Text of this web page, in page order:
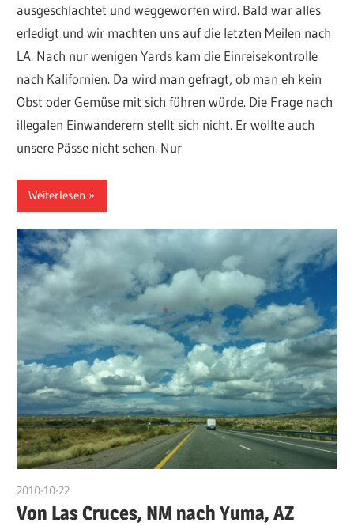
ausgeschlachtet und weggeworfen wird. Bald war alles
erledigt und wir machten uns auf die letzten Meilen nach
LA. Nach nur wenigen Yards kam die Einreisekontrolle
nach Kalifornien. Da wird man gefragt, ob man eh kein
Obst oder Gemüse mit sich führen würde. Die Frage nach
illegalen Einwanderern stellt sich nicht. Er wollte auch
unsere Pässe nicht sehen. Nur
Weiterlesen
2010-10-22
Von Las Cruces, NM nach Yuma, AZ